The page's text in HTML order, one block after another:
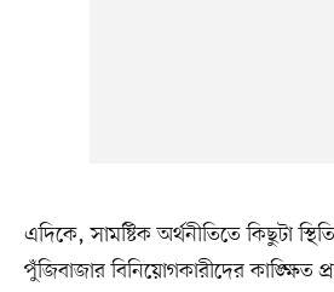
এদিকে, সামষ্টিক অর্থনীতিতে কিছুটা
পুঁজিবাজার বিনিয়োগকারীদের কাঙ্ক্ষিত